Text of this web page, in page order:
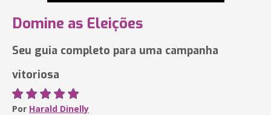
Domine as Eleições
Seu guia completo para uma campanha
vitoriosa
Por Harald Dinelly